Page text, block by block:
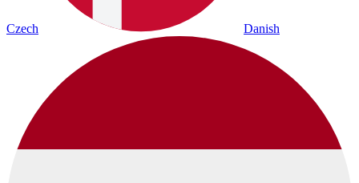
Czech Danish